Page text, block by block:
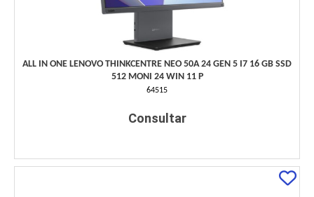
ALL IN ONE LENOVO THINKCENTRE NEO 50A 24 GEN 5 I7 16 GB SSD
512 MONI 24 WIN 11 P
64515
Consultar